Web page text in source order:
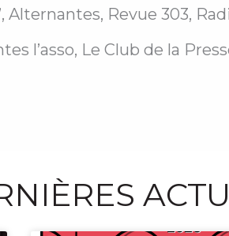
Alternantes, Revue 303,
l’asso, Le Club de la